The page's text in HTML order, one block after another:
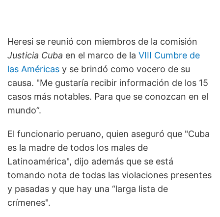
Heresi se reunió con miembros de la comisión
Justicia Cuba en el marco de la VIII Cumbre de
las Américas y se brindó como vocero de su
causa. "Me gustaría recibir información de los 15
casos más notables. Para que se conozcan en el
mundo”.
El funcionario peruano, quien aseguró que "Cuba
es la madre de todos los males de
Latinoamérica", dijo además que se está
tomando nota de todas las violaciones presentes
y pasadas y que hay una “larga lista de
crímenes".